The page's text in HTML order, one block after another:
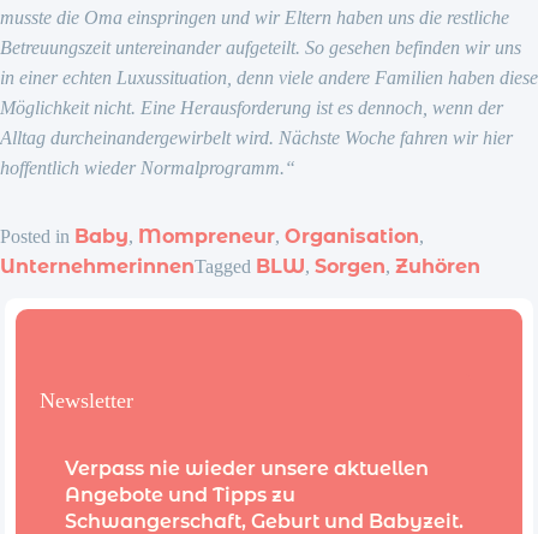
musste die Oma einspringen und wir Eltern haben uns die restliche
Betreuungszeit untereinander aufgeteilt. So gesehen befinden wir uns
in einer echten Luxussituation, denn viele andere Familien haben diese
Möglichkeit nicht. Eine Herausforderung ist es dennoch, wenn der
Alltag durcheinandergewirbelt wird. Nächste Woche fahren wir hier
hoffentlich wieder Normalprogramm.“
Posted in Baby, Mompreneur, Organisation,
UnternehmerinnenTagged BLW, Sorgen, Zuhören
Newsletter
Verpass nie wieder unsere aktuellen
Angebote und Tipps zu
Schwangerschaft, Geburt und Babyzeit.